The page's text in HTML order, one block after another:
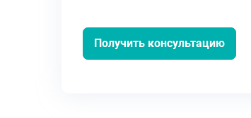
Получить консультацию